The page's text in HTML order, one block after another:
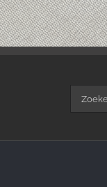
Zoeken